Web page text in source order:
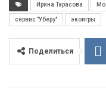
Ирина Тарасова
сервис "Уберу" экоигры
Поделиться